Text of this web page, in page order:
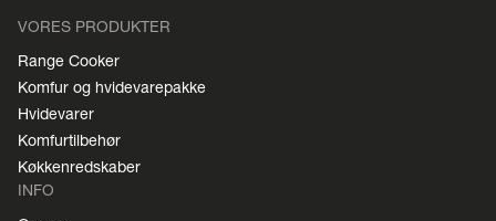
VORES PRODUKTER
Range Cooker
Komfur og hvidevarepakke
Hvidevarer
Komfurtilbehør
Køkkenredskaber
INFO